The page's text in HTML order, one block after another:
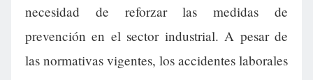
necesidad de reforzar las medidas de
prevención en el sector industrial. A pesar de
las normativas vigentes, los accidentes laborales